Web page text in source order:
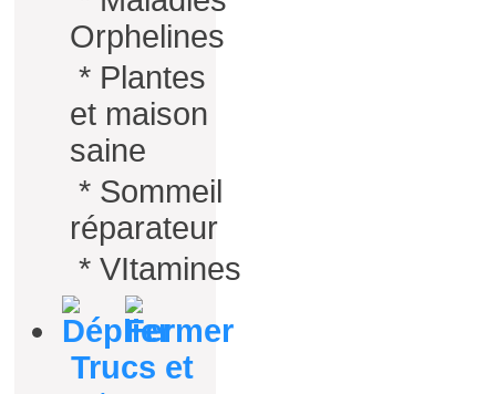
Orphelines
* Plantes
et maison
saine
* Sommeil
réparateur
* VItamines
Trucs et